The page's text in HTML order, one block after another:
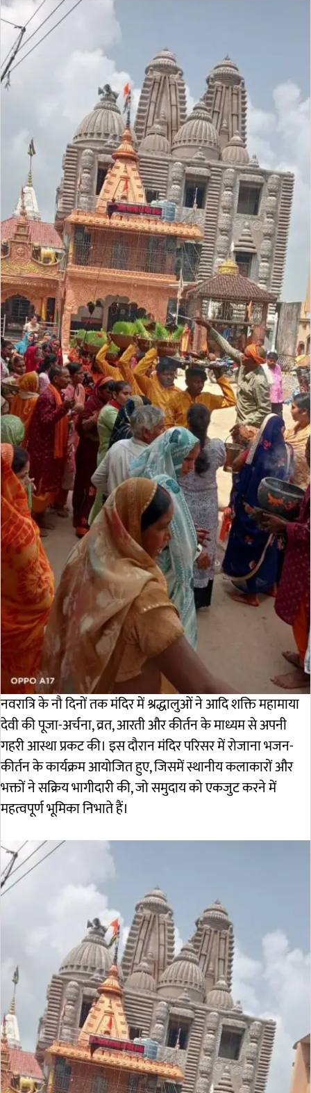
नवरात्रि के नौ दिनों तक मंदिर में श्रद्धालुओं ने आदि शक्ति महामाया
देवी की पूजा-अर्चना, व्रत, आरती और कीर्तन के माध्यम से अपनी
गहरी आस्था प्रकट की। इस दौरान मंदिर परिसर में रोजाना भजन-
कीर्तन के कार्यक्रम आयोजित हुए, जिसमें स्थानीय कलाकारों और
भक्तों ने सक्रिय भागीदारी की, जो समुदाय को एकजुट करने में
महत्वपूर्ण भूमिका निभाते हैं।